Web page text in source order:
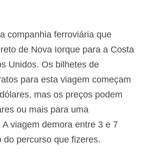
companhia ferroviária que
de Nova Iorque para a Costa
Unidos. Os bilhetes de
para esta viagem começam
mas os preços podem
ou mais para uma
viagem demora entre 3 e 7
do percurso que fizeres.